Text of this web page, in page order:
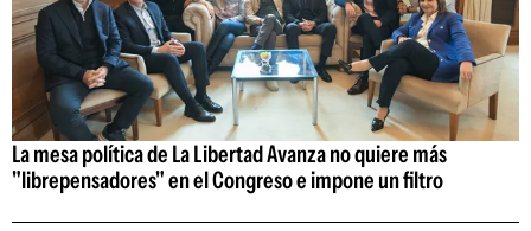
La mesa política de La Libertad Avanza no quiere más
"librepensadores" en el Congreso e impone un filtro